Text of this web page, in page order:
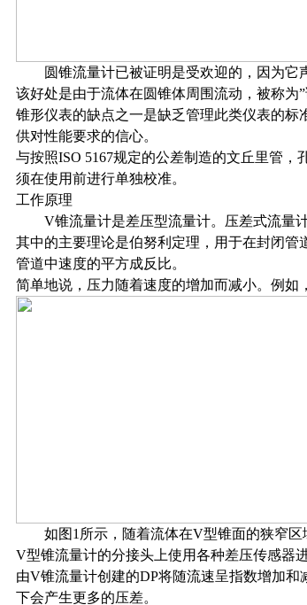
圆锥流量计已被证明是受欢迎的，因为它声称
该好处是由于流体在圆锥体周围流动，被称为”调
锥形仪表的缺点之一是缺乏管理此类仪表的标准
供对性能要求的信心。
与按照ISO 5167规定的公差制造的文丘里管，
须在使用前进行单独校准。
工作原理
V锥流量计是差压型流量计。压差式流量
其中的主要理论是伯努利定理，用于在封闭管
管道中速度的平方成反比。
简单地说，压力随着速度的增加而减小。例
如图1所示，随着流体在V型锥面的狭窄
V型锥流量计的分接头上使用各种差压传感器进行
由V锥流量计创建的DP将随流速呈指数增加和减
下会产生更多的压差。